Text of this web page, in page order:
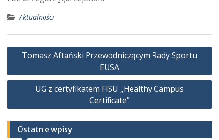
Aktualności
Nawigacja
Tomasz Aftański Przewodniczącym Rady Sportu
EUSA
UG z certyfikatem FISU „Healthy Campus
Certificate”
Ostatnie wpisy